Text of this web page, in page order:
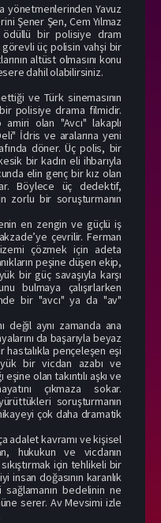
yönetmenlerinden Yavuz
Şener Şen, Cem Yılmaz
ödüllü bir polisiye dram
üç polisin vahşi bir
altüst olmasını konu
dahil olabilirsiniz.
ve Türk sinemasının
polisiye drama filmidir.
olan "Avcı" lakaplı
İdris ve aralarına yeni
döner. Üç polis, bir
bir kadın eli ihbarıyla
elin genç bir kız olan
Böylece üç dedektif,
zorlu bir soruşturmanın
en zengin ve güçlü iş
çevrilir. Ferman
çözmek için adeta
peşine düşen ekip,
bir güç savaşıyla karşı
bulmaya çalışırlarken
bir "avcı" ya da "av"
değil aynı zamanda ana
da başarıyla beyaz
hastalıkla pençeleşen eşi
bir vicdan azabı ve
olan takıntılı aşkı ve
çıkmaza sokar.
soruşturmanın
çok daha dramatik
adalet kavramı ve kişisel
hukukun ve vicdanın
için tehlikeli bir
insan doğasının karanlık
bedelinin ne
serer. Av Mevsimi izle